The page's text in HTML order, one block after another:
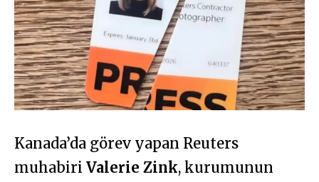
Kanada’da görev yapan Reuters
muhabiri Valerie Zink, kurumunun